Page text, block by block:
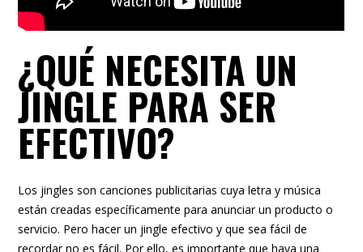
¿QUÉ NECESITA UN
JINGLE PARA SER
EFECTIVO?
Los jingles son canciones publicitarias cuya letra y música
están creadas específicamente para anunciar un producto o
servicio. Pero hacer un jingle efectivo y que sea fácil de
recordar no es fácil. Por ello, es importante que haya una